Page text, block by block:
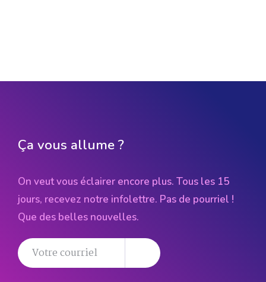
Ça vous allume ?
On veut vous éclairer encore plus. Tous les 15
jours, recevez notre infolettre. Pas de pourriel !
Que des belles nouvelles.